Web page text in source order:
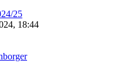
25
18:44